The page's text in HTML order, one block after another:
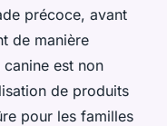
précoce, avant
de manière
est non
de produits
pour les familles